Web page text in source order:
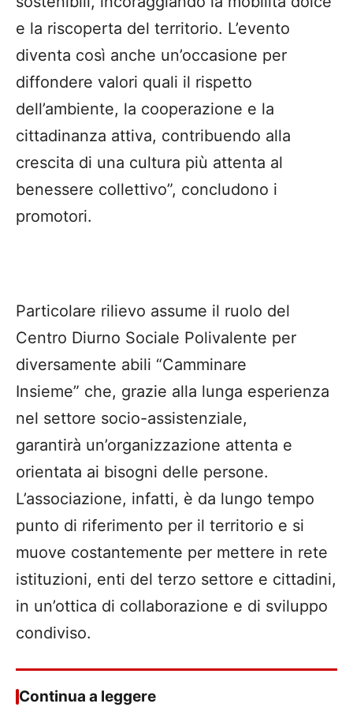
e la riscoperta del territorio. L’evento
diventa così anche un’occasione per
diffondere valori quali il rispetto
dell’ambiente, la cooperazione e la
cittadinanza attiva, contribuendo alla
crescita di una cultura più attenta al
benessere collettivo”, concludono i
promotori.
Particolare rilievo assume il ruolo del
Centro Diurno Sociale Polivalente per
diversamente abili “Camminare
Insieme” che, grazie alla lunga esperienza
nel settore socio-assistenziale,
garantirà un’organizzazione attenta e
orientata ai bisogni delle persone.
L’associazione, infatti, è da lungo tempo
punto di riferimento per il territorio e si
muove costantemente per mettere in rete
istituzioni, enti del terzo settore e cittadini,
in un’ottica di collaborazione e di sviluppo
condiviso.
Continua a leggere